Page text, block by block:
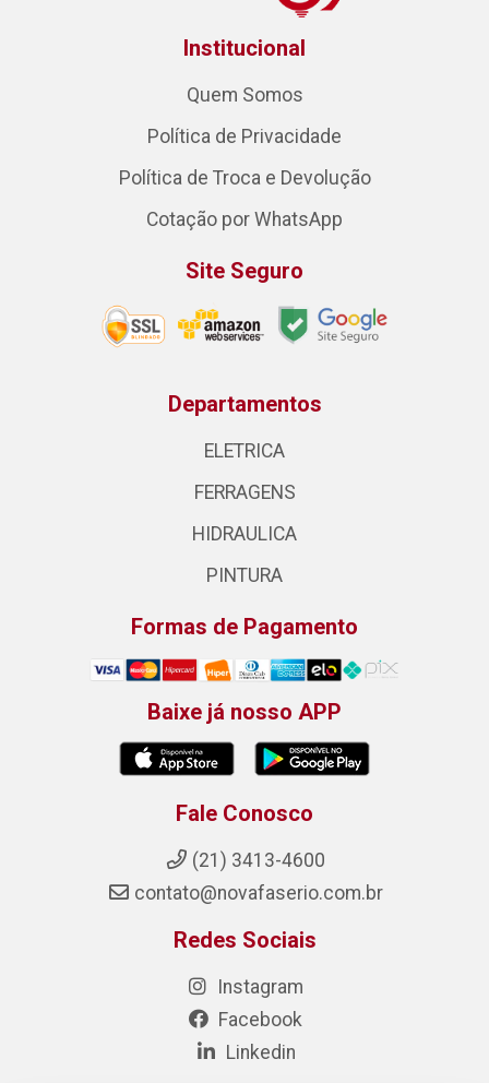
Institucional
Quem Somos
Política de Privacidade
Política de Troca e Devolução
Cotação por WhatsApp
Site Seguro
Departamentos
ELETRICA
FERRAGENS
HIDRAULICA
PINTURA
Formas de Pagamento
Baixe já nosso APP
Fale Conosco
(21) 3413-4600
contato@novafaserio.com.br
Redes Sociais
Instagram
Facebook
Linkedin